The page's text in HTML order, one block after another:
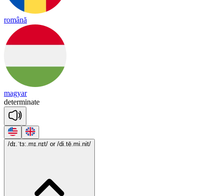
română
magyar
determinate
/dɪ.ˈtɜ:.mɪ.nɪt/ or /di.tē.mi.nit/